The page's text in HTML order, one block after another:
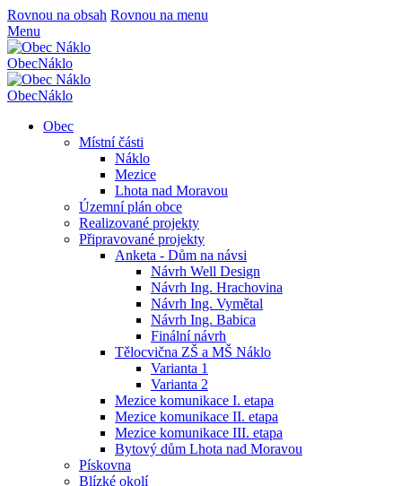
Rovnou na obsah Rovnou na menu
Menu
ObecNáklo
ObecNáklo
Obec
Místní části
Náklo
Mezice
Lhota nad Moravou
Územní plán obce
Realizované projekty
Připravované projekty
Anketa - Dům na návsi
Návrh Well Design
Návrh Ing. Hrachovina
Návrh Ing. Vymětal
Návrh Ing. Babica
Finální návrh
Tělocvična ZŠ a MŠ Náklo
Varianta 1
Varianta 2
Mezice komunikace I. etapa
Mezice komunikace II. etapa
Mezice komunikace III. etapa
Bytový dům Lhota nad Moravou
Pískovna
Blízké okolí